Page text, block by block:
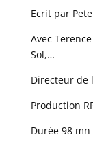
Ecrit par
Avec
Sol,…
Directeur de
Production
Durée 98 mn